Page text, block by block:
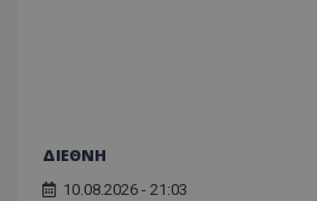
ΔΙΕΘΝΗ
10.08.2026 - 21:03